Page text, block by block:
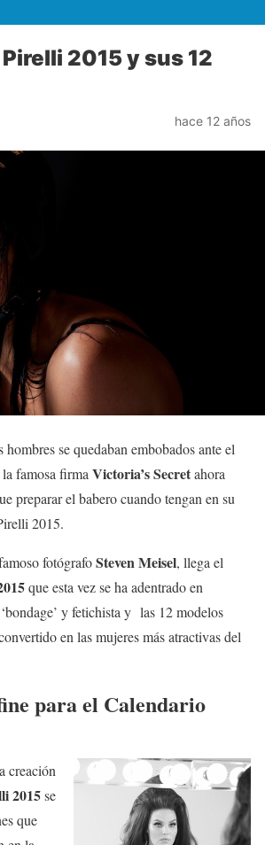
2015 y sus 12
hace 12 años
hombres se quedaban embobados ante el
famosa firma Victoria’s Secretahora
preparar el babero cuando tengan en su
2015.
fotógrafoSteven Meisel, llega el
que esta vez se ha adentrado en
y fetichista y las 12 modelos
en las mujeres más atractivas del
para el Calendario
creación
2015se
que